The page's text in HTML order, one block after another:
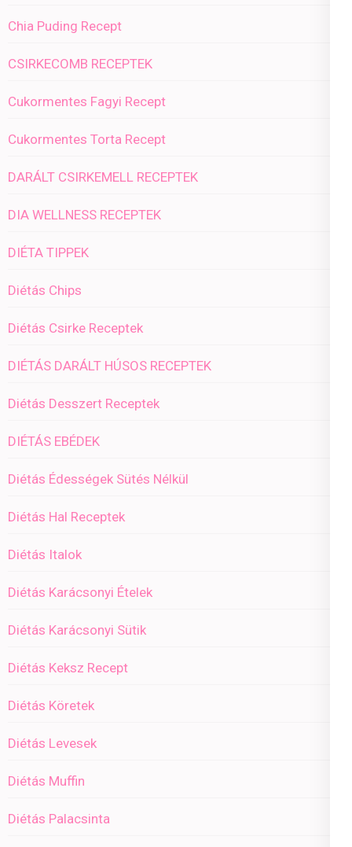
Chia Puding Recept
CSIRKECOMB RECEPTEK
Cukormentes Fagyi Recept
Cukormentes Torta Recept
DARÁLT CSIRKEMELL RECEPTEK
DIA WELLNESS RECEPTEK
DIÉTA TIPPEK
Diétás Chips
Diétás Csirke Receptek
DIÉTÁS DARÁLT HÚSOS RECEPTEK
Diétás Desszert Receptek
DIÉTÁS EBÉDEK
Diétás Édességek Sütés Nélkül
Diétás Hal Receptek
Diétás Italok
Diétás Karácsonyi Ételek
Diétás Karácsonyi Sütik
Diétás Keksz Recept
Diétás Köretek
Diétás Levesek
Diétás Muffin
Diétás Palacsinta